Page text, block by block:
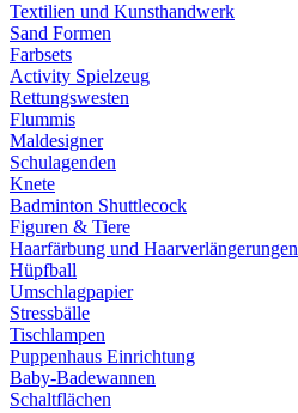
Textilien und Kunsthandwerk
Sand Formen
Farbsets
Activity Spielzeug
Rettungswesten
Flummis
Maldesigner
Schulagenden
Knete
Badminton Shuttlecock
Figuren & Tiere
Haarfärbung und Haarverlängerungen
Hüpfball
Umschlagpapier
Stressbälle
Tischlampen
Puppenhaus Einrichtung
Baby-Badewannen
Schaltflächen